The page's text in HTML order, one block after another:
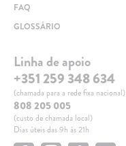
FAQ
GLOSSÁRIO
Linha de apoio
+351 259 348 634
(chamada para a rede fixa nacional)
808 205 005
(custo de chamada local)
Dias úteis das 9h às 21h